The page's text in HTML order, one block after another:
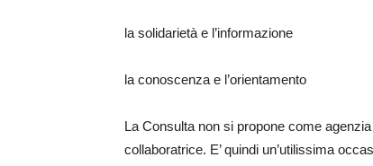
la solidarietà e l’informazione
la conoscenza e l’orientamento
La Consulta non si propone come
collaboratrice. E’ quindi un’utilissima